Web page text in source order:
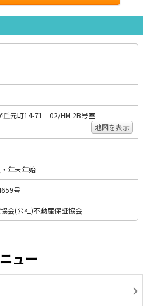
丘元町14-71 02/HM 2B号室
地図を表示
年末年始
号
会(公社)不動産保証協会
ュー